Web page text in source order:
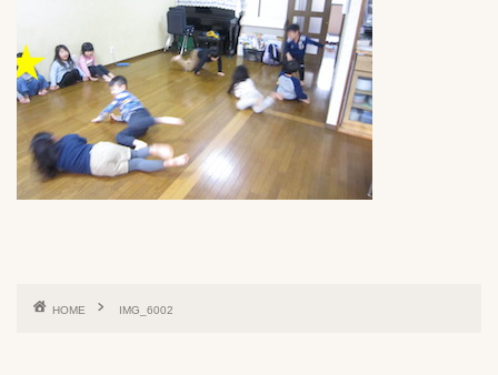
HOME IMG_6002